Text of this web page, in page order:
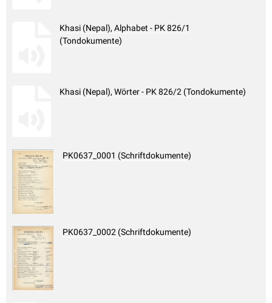
Khasi (Nepal), Alphabet - PK 826/1
(Tondokumente)
Khasi (Nepal), Wörter - PK 826/2 (Tondokumente)
PK0637_0001 (Schriftdokumente)
PK0637_0002 (Schriftdokumente)